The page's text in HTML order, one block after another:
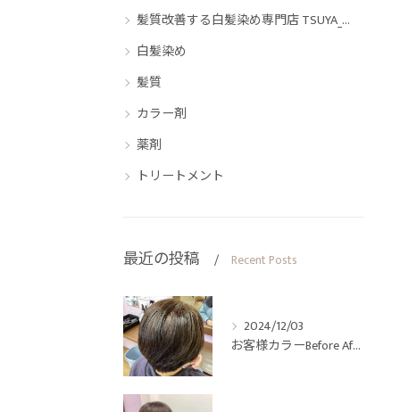
髪質改善する白髪染め専門店 TSUYA_IRO 上飯田南店
白髪染め
髪質
カラー剤
薬剤
トリートメント
最近の投稿 Recent Posts
2024/12/03
お客様カラーBefore After